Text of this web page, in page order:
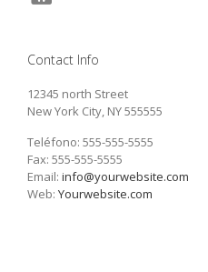
Contact Info
12345 north Street
New York City, NY 555555
Teléfono: 555-555-5555
Fax: 555-555-5555
Email: info@yourwebsite.com
Web: Yourwebsite.com